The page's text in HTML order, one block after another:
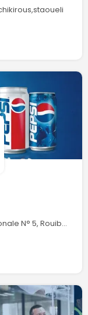
Zone Industrielle de Rouiba Route Nationale N° 5, Rouiba ALGER (DZ)16017Algérie